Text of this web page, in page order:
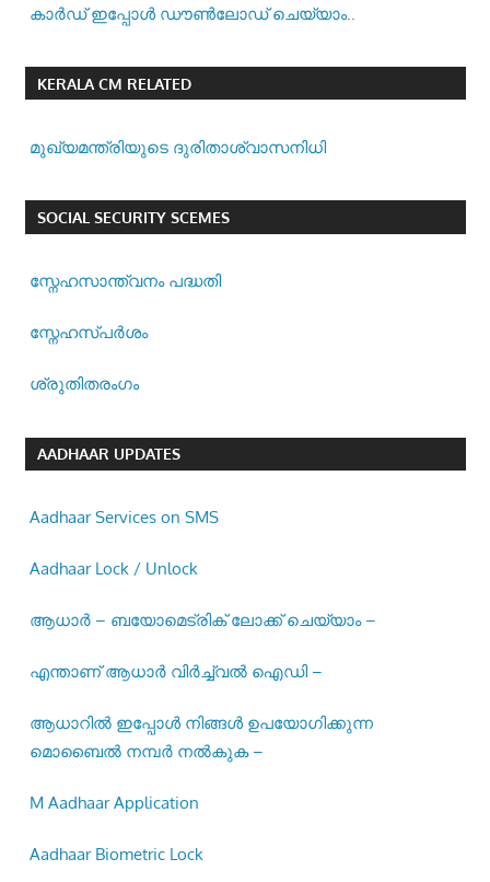
കാർഡ് ഇപ്പോൾ ഡൗൺലോഡ് ചെയ്യാം..
KERALA CM RELATED
മുഖ്യമന്ത്രിയുടെ ദുരിതാശ്വാസനിധി
SOCIAL SECURITY SCEMES
സ്നേഹസാന്ത്വനം പദ്ധതി
സ്നേഹസ്പര്‍ശം
ശ്രുതിതരംഗം
AADHAAR UPDATES
Aadhaar Services on SMS
Aadhaar Lock / Unlock
ആധാർ – ബയോമെട്രിക് ലോക്ക് ചെയ്യാം –
എന്താണ് ആധാർ വിർച്ച്വൽ ഐഡി –
ആധാറിൽ ഇപ്പോൾ നിങ്ങൾ ഉപയോഗിക്കുന്ന
മൊബൈൽ നമ്പർ നൽകുക –
M Aadhaar Application
Aadhaar Biometric Lock